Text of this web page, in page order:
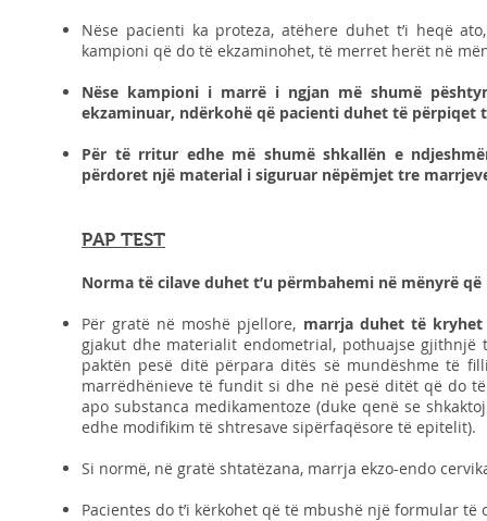
Nëse pacienti ka proteza, atëhere duhet t’i heqë
kampioni që do të ekzaminohet, të merret herët në
Nëse kampioni i marrë i ngjan më shumë
ekzaminuar, ndërkohë që pacienti duhet të
Për të rritur edhe më shumë shkallën e
përdoret një material i siguruar nëpëmjet tre
PAP TEST
Norma të cilave duhet t’u përmbahemi në mënyrë
Për gratë në moshë pjellore, marrja duhet të
gjakut dhe materialit endometrial, pothuajse
paktën pesë ditë përpara ditës së mundëshme të
marrëdhënieve të fundit si dhe në pesë ditët që do
apo substanca medikamentoze (duke qenë se
edhe modifikim të shtresave sipërfaqësore të epitelit).
Si normë, në gratë shtatëzana, marrja ekzo-endo
Pacientes do t’i kërkohet që të mbushë një formular të